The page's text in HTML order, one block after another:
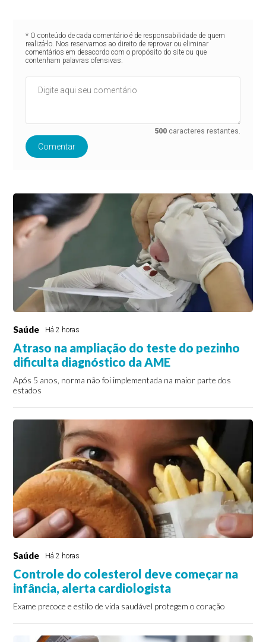
* O conteúdo de cada comentário é de responsabilidade de quem
realizá-lo. Nos reservamos ao direito de reprovar ou eliminar
comentários em desacordo com o propósito do site ou que
contenham palavras ofensivas.
500 caracteres restantes.
Comentar
Saúde Há 2 horas
Atraso na ampliação do teste do pezinho
dificulta diagnóstico da AME
Após 5 anos, norma não foi implementada na maior parte dos
estados
Saúde Há 2 horas
Controle do colesterol deve começar na
infância, alerta cardiologista
Exame precoce e estilo de vida saudável protegem o coração